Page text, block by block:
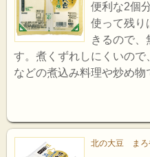
便利な2個
使って残り
きるので、
す。煮くずれしにくいの
などの煮込み料理や炒め物
北の大豆 ま